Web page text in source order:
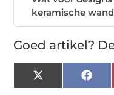
keramische
Goed artikel?
X
(Twitter)